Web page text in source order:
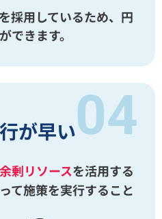
採用しているため、 円
できます。
が早い
剰リソースを活用する
て施策を実行すること